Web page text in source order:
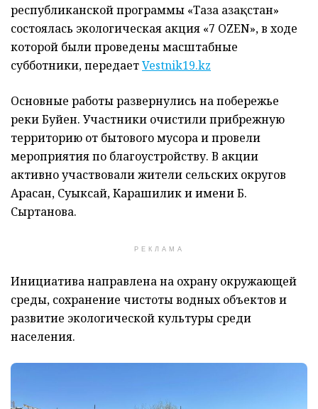
республиканской программы «Таза Қазақстан»
состоялась экологическая акция «7 OZEN», в ходе
которой были проведены масштабные
субботники, передаетVestnik19.kz
Основные работы развернулись на побережье
реки Буйен. Участники очистили прибрежную
территорию от бытового мусора и провели
мероприятия по благоустройству. В акции
активно участвовали жители сельских округов
Арасан, Суыксай, Карашилик и имени Б.
Сыртанова.
РЕКЛАМА
Инициатива направлена на охрану окружающей
среды, сохранение чистоты водных объектов и
развитие экологической культуры среди
населения.